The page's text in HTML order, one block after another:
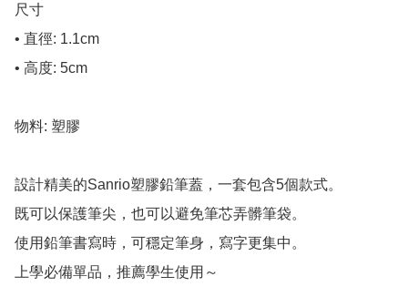
尺寸
• 直徑: 1.1cm
• 高度: 5cm
物料: 塑膠
設計精美的Sanrio塑膠鉛筆蓋，一套包含5個款式。
既可以保護筆尖，也可以避免筆芯弄髒筆袋。
使用鉛筆書寫時，可穩定筆身，寫字更集中。
上學必備單品，推薦學生使用～